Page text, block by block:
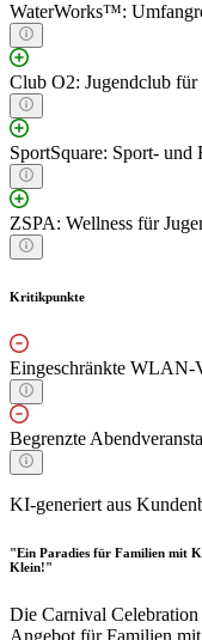
WaterWorks™:
Club O2: Jugendclub für
SportSquare: Sport- und
ZSPA: Wellness für
Kritikpunkte
Eingeschränkte WLAN-
Begrenzte
KI-generiert aus
"Ein Paradies für Familien mit
Klein!"
Die Carnival